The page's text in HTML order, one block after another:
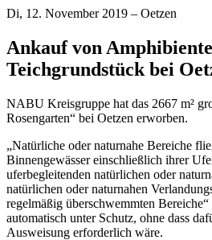
Di, 12. November 2019 – Oetzen
Ankauf von
Teichgrundstück bei
NABU Kreisgruppe hat das 2667 m²
Rosengarten“ bei Oetzen erworben.
„Natürliche oder naturnahe Bereiche
Binnengewässer einschließlich ihrer
uferbegleitenden natürlichen oder
natürlichen oder naturnahen
regelmäßig überschwemmten
automatisch unter Schutz, ohne dass
Ausweisung erforderlich wäre.